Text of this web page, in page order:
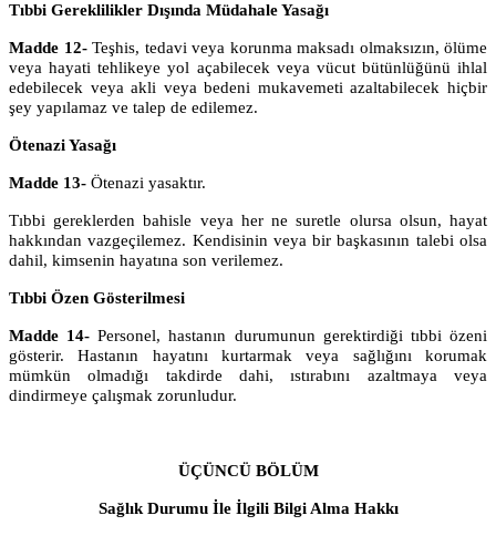
Tıbbi Gereklilikler Dışında Müdahale Yasağı
Madde 12-Teşhis, tedavi veya korunma maksadı olmaksızın, ölüme
veya hayati tehlikeye yol açabilecek veya vücut bütünlüğünü ihlal
edebilecek veya akli veya bedeni mukavemeti azaltabilecek hiçbir
şey yapılamaz ve talep de edilemez.
Ötenazi Yasağı
Madde 13- Ötenazi yasaktır.
Tıbbi gereklerden bahisle veya her ne suretle olursa olsun, hayat
hakkından vazgeçilemez. Kendisinin veya bir başkasının talebi olsa
dahil, kimsenin hayatına son verilemez.
Tıbbi Özen Gösterilmesi
Madde 14- Personel, hastanın durumunun gerektirdiği tıbbi özeni
gösterir. Hastanın hayatını kurtarmak veya sağlığını korumak
mümkün olmadığı takdirde dahi, ıstırabını azaltmaya veya
dindirmeye çalışmak zorunludur.
ÜÇÜNCÜ BÖLÜM
Sağlık Durumu İle İlgili Bilgi Alma Hakkı